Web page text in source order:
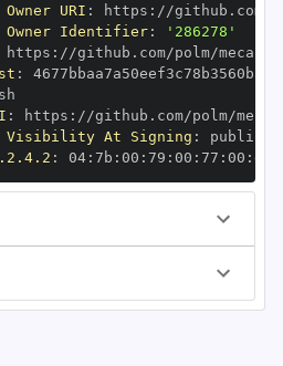
URI : https :
Owner Identifier:
'286278'
https : //github.com/polm/mecab
:
: https : //github.com/polm/mecab
Visibility At Signing :
: 04: 7b : 00 : 79 : 00 : 77 : 00 : dd